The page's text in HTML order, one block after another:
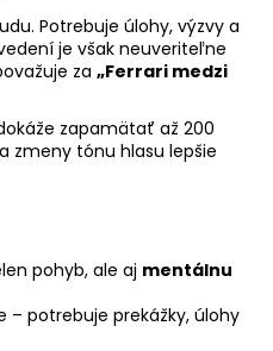
Potrebuje úlohy, výzvy a
je však neuveriteľne
za „Ferrari medzi
zapamätať až 200
zmeny tónu hlasu lepšie
pohyb, ale aj mentálnu
– potrebuje prekážky, úlohy